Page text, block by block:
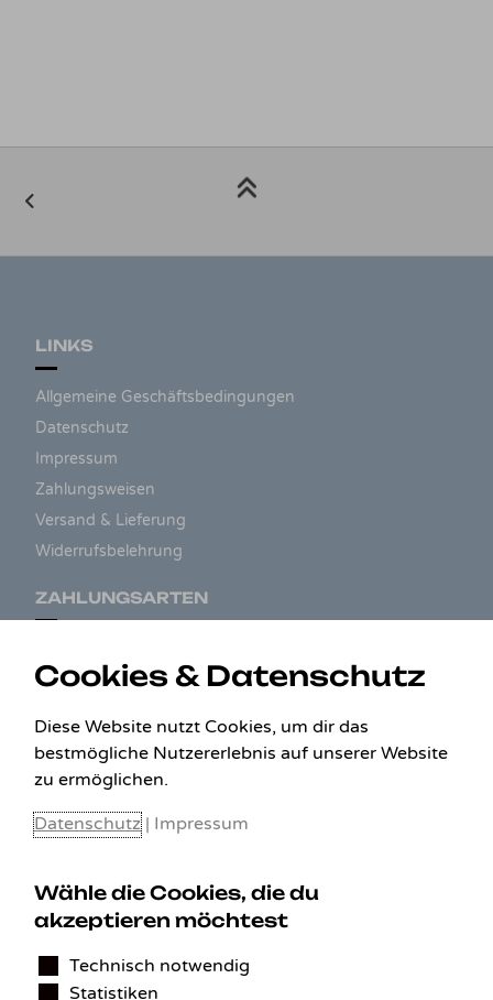
LINKS
Allgemeine Geschäftsbedingungen
Datenschutz
Impressum
Zahlungsweisen
Versand & Lieferung
Widerrufsbelehrung
ZAHLUNGSARTEN
KONTAKT
Benedikt Stelzner
Autopflege Stelzner
Cookies & Datenschutz
Diese Website nutzt Cookies, um dir das
bestmögliche Nutzererlebnis auf unserer Website
zu ermöglichen.
Datenschutz | Impressum
Wähle die Cookies, die du
akzeptieren möchtest
Technisch notwendig
Statistiken